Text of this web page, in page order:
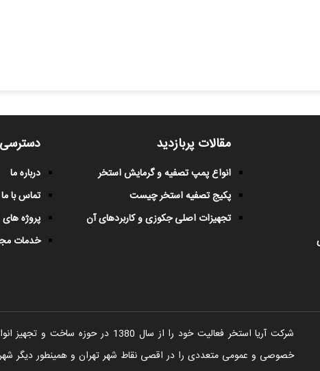
مقالات پربازدید
انواع پمپ تصفیه و گرمایش استخر
پکیج تصفیه استخر چیست
تجهیزات اصلی جکوزی و کاربردهای آن
درباره ما
تماس با ما
پروژه
خدمات
شرکت آریا استخر فعالیت خود را از
خصوصی و عمومی متعددی را در اقصی نقاط شهر تهران و همینطور دیگر